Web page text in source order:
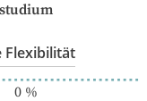
Flexibilität
0%